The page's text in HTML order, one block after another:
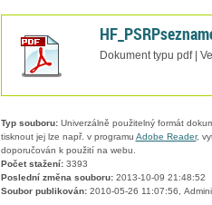
Dokument typu pdf |
Typ souboru:Univerzálně použitelný formát
tisknout jej lze např. v programu Adobe Reader,
doporučován k použití na webu.
Počet stažení:3393
Poslední změna souboru:2013-10-09 21:48:52
Soubor publikován:2010-05-26 11:07:56,